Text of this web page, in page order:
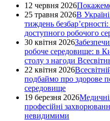
12 червня 2026
25 травня 2026В
тиждень
доступного робочого
30 квітня 2026
робоче середовище: в
столу з нагоди
22 квітня 2026
подбаймо про здорове
середовище
19 березня 2026Медичні
професійні
невидимими